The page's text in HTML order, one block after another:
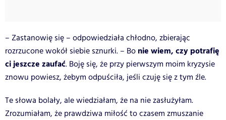
– Zastanowię się – odpowiedziała chłodno, zbierając
rozrzucone wokół siebie sznurki. – Bo nie wiem, czy potrafię
ci jeszcze zaufać. Boję się, że przy pierwszym moim kryzysie
znowu powiesz, żebym odpuściła, jeśli czuję się z tym źle.
Te słowa bolały, ale wiedziałam, że na nie zasłużyłam.
Zrozumiałam, że prawdziwa miłość to czasem zmuszanie